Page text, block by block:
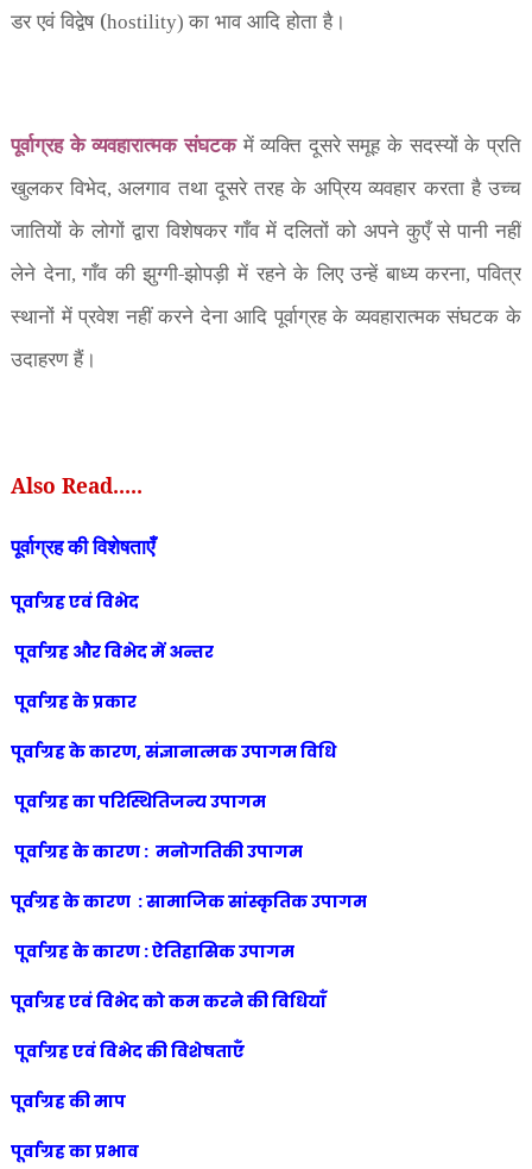
डर एवं विद्वेष (hostility) का भाव आदि होता है।
पूर्वाग्रह के व्यवहारात्मक संघटकमें व्यक्ति दूसरे समूह के सदस्यों के प्रति
खुलकर विभेद,अलगाव तथा दूसरे तरह के अप्रिय व्यवहार करता है उच्च
जातियों के लोगों द्वारा विशेषकर गाँव में दलितों को अपने कुएँ से पानी नहीं
लेने देना,गाँव की झुग्गी-झोपड़ी में रहने के लिए उन्हें बाध्य करना,पवित्र
स्थानों में प्रवेश नहीं करने देना आदि पूर्वाग्रह के व्यवहारात्मक संघटक के
उदाहरण हैं।
Also Read.....
पूर्वाग्रह की विशेषताएँ
पूर्वाग्रह एवं विभेद
पूर्वाग्रह और विभेद में अन्तर
पूर्वाग्रह के प्रकार
पूर्वाग्रह के कारण, संज्ञानात्मक उपागम विधि
पूर्वाग्रह का परिस्थितिजन्य उपागम
पूर्वाग्रह के कारण : मनोगतिकी उपागम
पूर्वग्रह के कारण : सामाजिक सांस्कृतिक उपागम
पूर्वाग्रह के कारण : ऐतिहासिक उपागम
पूर्वाग्रह एवं विभेद को कम करने की विधियाँ
पूर्वाग्रह एवं विभेद की विशेषताएँ
पूर्वाग्रह की माप
पूर्वाग्रह का प्रभाव